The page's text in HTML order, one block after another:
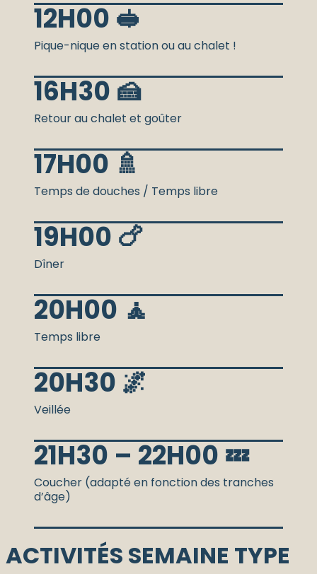
12H00 🥪
Pique-nique en station ou au chalet !
16H30 🍰
Retour au chalet et goûter
17H00 🚿
Temps de douches / Temps libre
19H00 🍗
Dîner
20H00 🧘
Temps libre
20H30 🌌
Veillée
21H30 – 22H00 💤
Coucher (adapté en fonction des tranches
d’âge)
ACTIVITÉS SEMAINE TYPE